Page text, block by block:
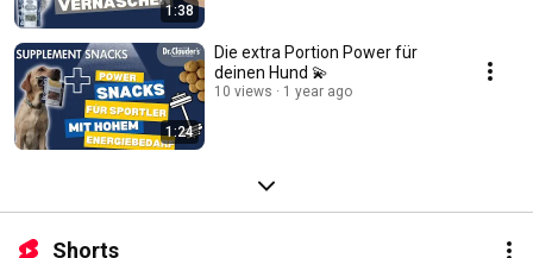
1:38
1:24
Die extra Portion Power für
deinen Hund 💫
10 views 1 year ago
Shorts